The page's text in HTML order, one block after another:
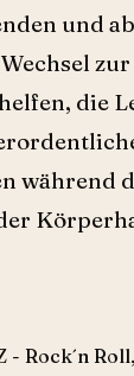
und
die
während
- Rock´n